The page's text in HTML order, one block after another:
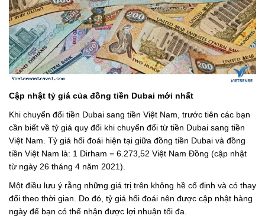
Cập nhật tỷ giá của đồng tiền Dubai mới nhất
Khi chuyển đổi tiền Dubai sang tiền Việt Nam, trước tiên các bạn
cần biết về tỷ giá quy đổi khi chuyển đổi từ tiền Dubai sang tiền
Việt Nam. Tỷ giá hối đoái hiện tại giữa đồng tiền Dubai và đồng
tiền Việt Nam là: 1 Dirham = 6.273,52 Việt Nam Đồng (cập nhật
từ ngày 26 tháng 4 năm 2021).
Một điều lưu ý rằng những giá trị trên không hề cố định và có thay
đổi theo thời gian. Do đó, tỷ giá hối đoái nên được cập nhật hàng
ngày để bạn có thể nhận được lợi nhuận tối đa.